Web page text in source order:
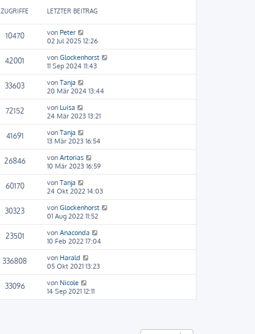
ZUGRIFFE LETZTER BEITRAG
10470 von Peter
02 Jul 2025 12:26
42001 von Glockenhorst
11 Sep 2024 11:43
33603 von Tanja
20 Mär 2024 13:44
72152 von Luisa
24 Mär 2023 13:21
41691 von Tanja
13 Mär 2023 16:54
26846 von Artorias
10 Mär 2023 16:59
60170 von Tanja
24 Okt 2022 14:03
30323 von Glockenhorst
01 Aug 2022 11:52
23501 von Anaconda
10 Feb 2022 17:04
336808 von Harald
05 Okt 2021 13:23
33096 von Nicole
14 Sep 2021 12:11